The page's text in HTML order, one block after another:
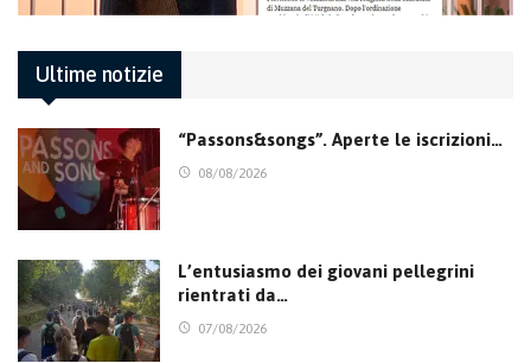
Ultime notizie
“Passons&songs”. Aperte le iscrizioni…
08/08/2026
L’entusiasmo dei giovani pellegrini
rientrati da…
07/08/2026